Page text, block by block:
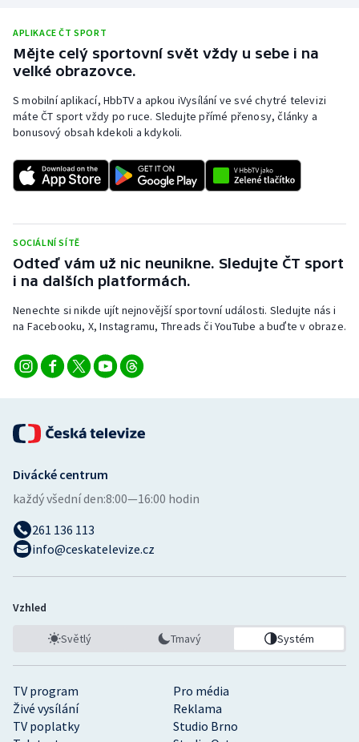
APLIKACE ČT SPORT
Mějte celý sportovní svět vždy u sebe i na
velké obrazovce.
S mobilní aplikací, HbbTV a apkou iVysílání ve své chytré televizi
máte ČT sport vždy po ruce. Sledujte přímé přenosy, články a
bonusový obsah kdekoli a kdykoli.
SOCIÁLNÍ SÍTĚ
Odteď vám už nic neunikne. Sledujte ČT sport
i na dalších platformách.
Nenechte si nikde ujít nejnovější sportovní události. Sledujte nás i
na Facebooku, X, Instagramu, Threads či YouTube a buďte v obraze.
TV program
Pro média
Živé vysílání
Reklama
TV poplatky
Studio Brno
Divácké centrum
každý všední den:8:00—16:00 hodin
261 136 113
info@ceskatelevize.cz
Vzhled
Světlý Tmavý Systém